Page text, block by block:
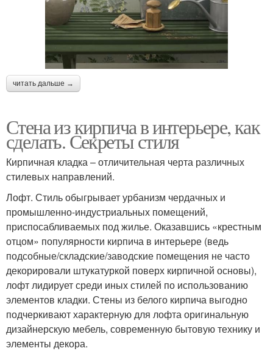
читать дальше →
Стена из кирпича в интерьере, как
сделать. Секреты стиля
Кирпичная кладка – отличительная черта различных
стилевых направлений.
Лофт. Стиль обыгрывает урбанизм чердачных и
промышленно-индустриальных помещений,
приспосабливаемых под жилье. Оказавшись «крестным
отцом» популярности кирпича в интерьере (ведь
подсобные/складские/заводские помещения не часто
декорировали штукатуркой поверх кирпичной основы),
лофт лидирует среди иных стилей по использованию
элементов кладки. Стены из белого кирпича выгодно
подчеркивают характерную для лофта оригинальную
дизайнерскую мебель, современную бытовую технику и
элементы декора.